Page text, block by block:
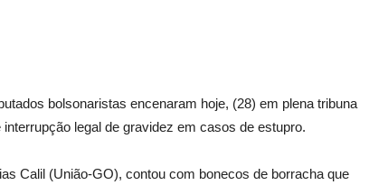
bolsonaristas encenaram hoje, (28) em plena tribuna
legal de gravidez em casos de estupro.
Calil (União-GO), contou com bonecos de borracha que